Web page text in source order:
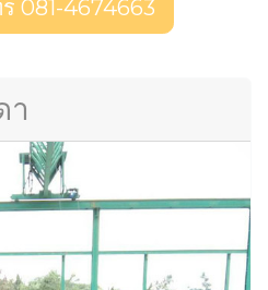
081-4674663
า